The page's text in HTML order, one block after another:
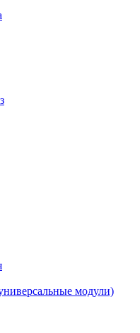
модули)